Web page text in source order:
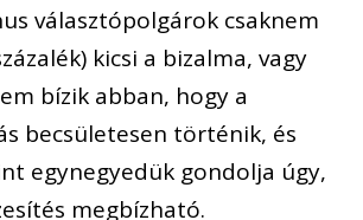
választópolgárok csaknem
kicsi a bizalma, vagy
bízik abban, hogy a
becsületesen történik, és
egynegyedük gondolja úgy,
megbízható.